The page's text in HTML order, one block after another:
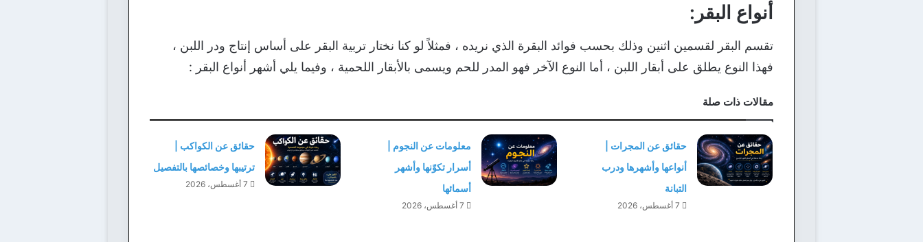
أنواع البقر:
تقسم البقر لقسمين اثنين وذلك بحسب فوائد البقرة الذي نريده ، فمثلاً لو كنا نختار تربية البقر على أساس إنتاج ودر اللبن ،
فهذا النوع يطلق على أبقار اللبن ، أما النوع الآخر فهو المدر للحم ويسمى بالأبقار اللحمية ، وفيما يلي أشهر أنواع البقر :
مقالات ذات صلة
حقائق عن المجرات |
أنواعها وأشهرها ودرب
التبانة
7 أغسطس، 2026
معلومات عن النجوم |
أسرار تكوّنها وأشهر
أسمائها
7 أغسطس، 2026
حقائق عن الكواكب |
ترتيبها وخصائصها بالتفصيل
7 أغسطس، 2026